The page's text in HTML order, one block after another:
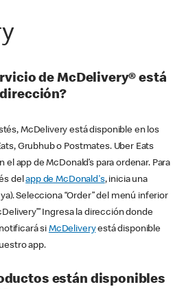
de McDelivery® está
McDelivery está disponible en los
Grubhub o Postmates. Uber Eats
app de McDonald’s para ordenar. Para
delapp de McDonald's, inicia una
Selecciona “Order” del menú inferior
Ingresa la dirección donde
si McDeliveryestá disponible
app.
están disponibles